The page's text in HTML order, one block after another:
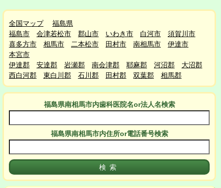
全国マップ
福島県
福島市
会津若松市 郡山市 いわき市 白河市
須賀川市
喜多方市
相馬市 二本松市 田村市 南相馬市
伊達市
本宮市
伊達郡
安達郡 岩瀬郡 南会津郡 耶麻郡 河沼郡
大沼郡
西白河郡
東白川郡 石川郡 田村郡 双葉郡 相馬郡
福島県南相馬市内歯科医院名or法人名検索
福島県南相馬市内住所or電話番号検索